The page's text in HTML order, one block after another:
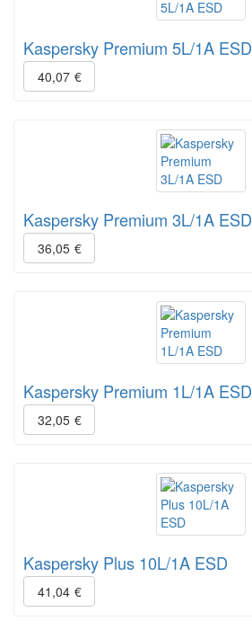
Kaspersky Premium 5L/1A ESD
40,07 €
Kaspersky Premium 3L/1A ESD
36,05 €
Kaspersky Premium 1L/1A ESD
32,05 €
Kaspersky Plus 10L/1A ESD
41,04 €